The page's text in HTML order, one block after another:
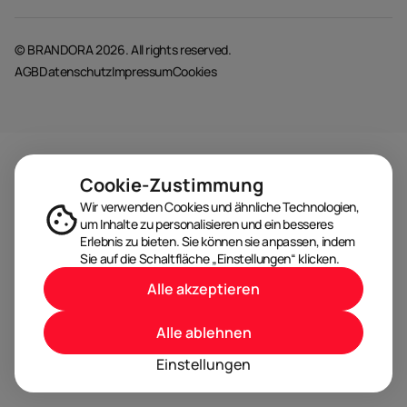
© BRANDORA 2026. All rights reserved.
AGBDatenschutzImpressumCookies
Cookie-Zustimmung
Wir verwenden Cookies und ähnliche Technologien,
um Inhalte zu personalisieren und ein besseres
Erlebnis zu bieten. Sie können sie anpassen, indem
Sie auf die Schaltfläche „Einstellungen“ klicken.
Einstellungen
Alle ablehnen
Alle akzeptieren